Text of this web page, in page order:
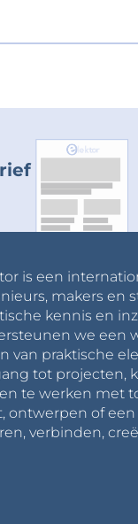
is een
makers en
kennis en
we een
van praktische
tot projecten,
te werken met
ontwerpen of
verbinden,